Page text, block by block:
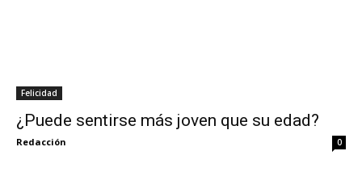
Felicidad
¿Puede sentirse más joven que su edad?
Redacción 0